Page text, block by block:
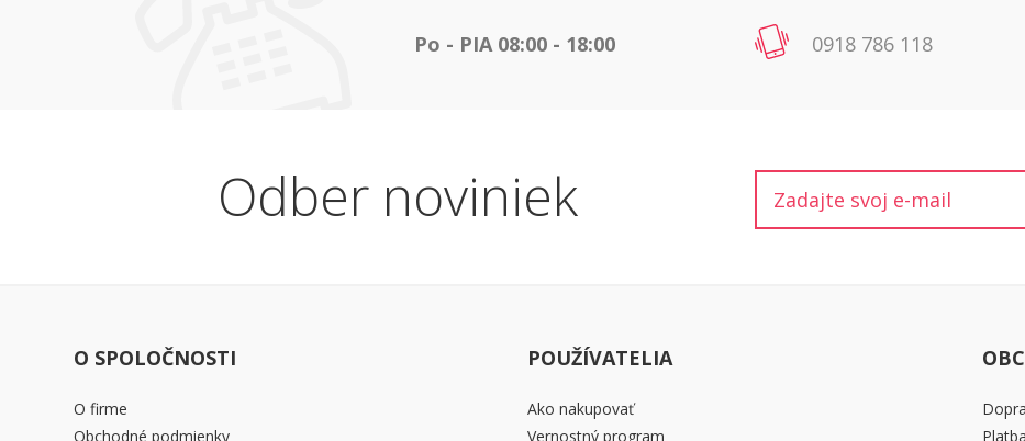
Po - PIA 08:00 - 18:00 0918 786 118
Odber noviniek
O SPOLOČNOSTI
O firme
Obchodné podmienky
POUŽÍVATELIA
Ako nakupovať
Vernostný program
Platba